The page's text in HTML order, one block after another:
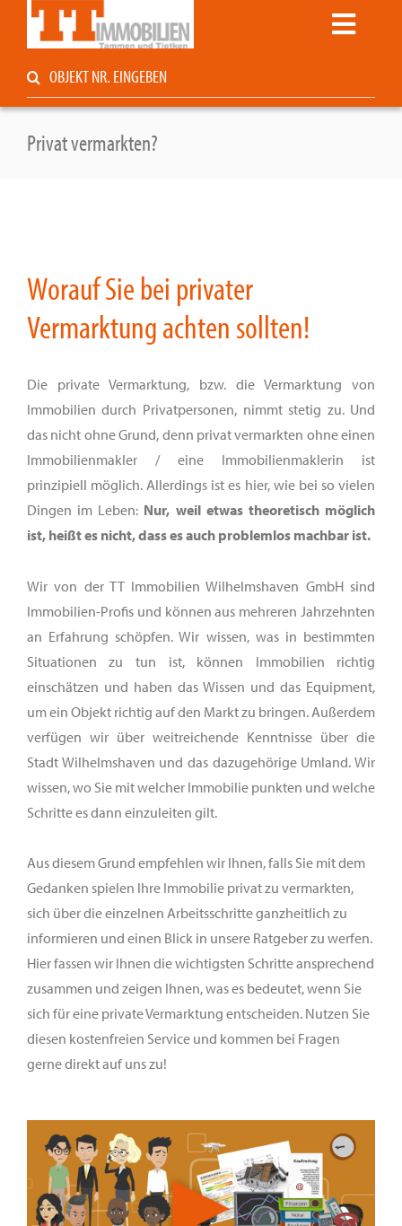
Toggle
Startseite
Kaufen / Mieten
Unternehmen
Suche
nach:
Privat vermarkten?
Worauf Sie bei privater
Vermarktung achten sollten!
Die private Vermarktung, bzw. die Vermarktung von
Immobilien durch Privatpersonen, nimmt stetig zu. Und
das nicht ohne Grund, denn privat vermarkten ohne einen
Immobilienmakler / eine Immobilienmaklerin ist
prinzipiell möglich. Allerdings ist es hier, wie bei so vielen
Dingen im Leben: Nur, weil etwas theoretisch möglich
ist, heißt es nicht, dass es auch problemlos machbar ist.
Wir von der TT Immobilien Wilhelmshaven GmbH sind
Immobilien-Profis und können aus mehreren Jahrzehnten
an Erfahrung schöpfen. Wir wissen, was in bestimmten
Situationen zu tun ist, können Immobilien richtig
einschätzen und haben das Wissen und das Equipment,
um ein Objekt richtig auf den Markt zu bringen. Außerdem
verfügen wir über weitreichende Kenntnisse über die
Stadt Wilhelmshaven und das dazugehörige Umland. Wir
wissen, wo Sie mit welcher Immobilie punkten und welche
Schritte es dann einzuleiten gilt.
Aus diesem Grund empfehlen wir Ihnen, falls Sie mit dem
Gedanken spielen Ihre Immobilie privat zu vermarkten,
sich über die einzelnen Arbeitsschritte ganzheitlich zu
informieren und einen Blick in unsere Ratgeber zu werfen.
Hier fassen wir Ihnen die wichtigsten Schritte ansprechend
zusammen und zeigen Ihnen, was es bedeutet, wenn Sie
sich für eine private Vermarktung entscheiden. Nutzen Sie
diesen kostenfreien Service und kommen bei Fragen
gerne direkt auf uns zu!